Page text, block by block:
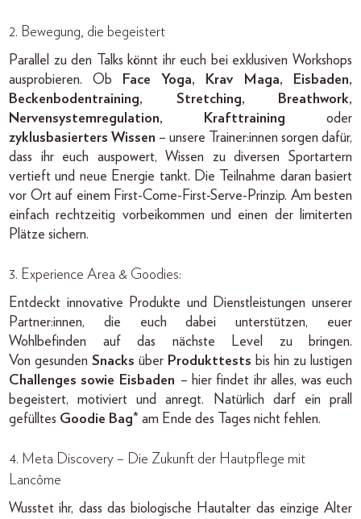
2. Bewegung, die begeistert
Parallel zu den Talks könnt ihr euch bei exklusiven Workshops
ausprobieren. Ob
Face Yoga, Krav Maga, Eisbaden,
Beckenbodentraining, Stretching, Breathwork,
Nervensystemregulation, Krafttraining oder
zyklusbasierters Wissen – unsere Trainer:innen sorgen dafür,
dass ihr euch auspowert, Wissen zu diversen Sportartern
vertieft und neue Energie tankt. Die Teilnahme daran basiert
vor Ort auf einem First-Come-First-Serve-Prinzip. Am besten
einfach rechtzeitig vorbeikommen und einen der limiterten
Plätze sichern.
3. Experience Area & Goodies:
Entdeckt innovative Produkte und Dienstleistungen unserer
Partner:innen, die euch dabei unterstützen, euer
Wohlbefinden auf das nächste Level zu bringen.
Von gesunden Snacks über Produkttests bis hin zu lustigen
Challenges sowie Eisbaden – hier findet ihr alles, was euch
begeistert, motiviert und anregt. Natürlich darf ein prall
gefülltes Goodie Bag* am Ende des Tages nicht fehlen.
4. Meta Discovery – Die Zukunft der Hautpflege mit
Lancôme
Wusstet ihr, dass das biologische Hautalter das einzige Alter